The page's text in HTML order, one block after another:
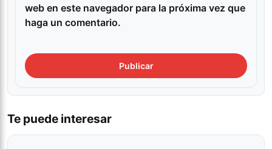
web en este navegador para la próxima vez que
haga un comentario.
Te puede interesar